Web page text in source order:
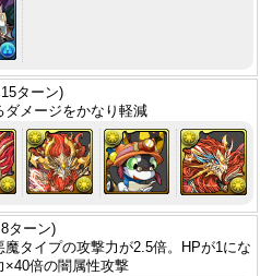
ターン)
ダメージをかなり軽減
ターン)
魔タイプの攻撃力が2.5倍。HPが1にな
×40倍の闇属性攻撃